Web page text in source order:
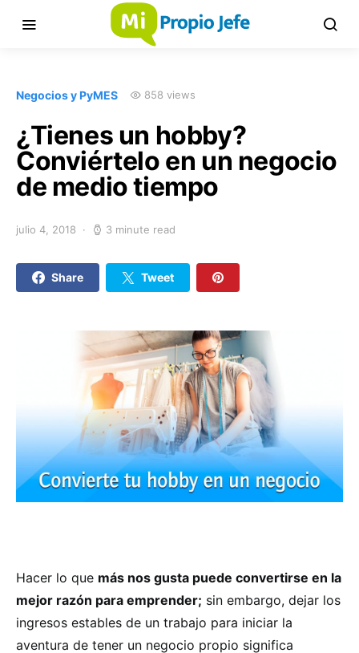
Negocios y PyMES 858 views
¿Tienes un hobby?
Conviértelo en un negocio
de medio tiempo
julio 4, 2018 3 minute read
Share Tweet
Hacer lo que más nos gusta puede convertirse en la
mejor razón para emprender; sin embargo, dejar los
ingresos estables de un trabajo para iniciar la
aventura de tener un negocio propio significa